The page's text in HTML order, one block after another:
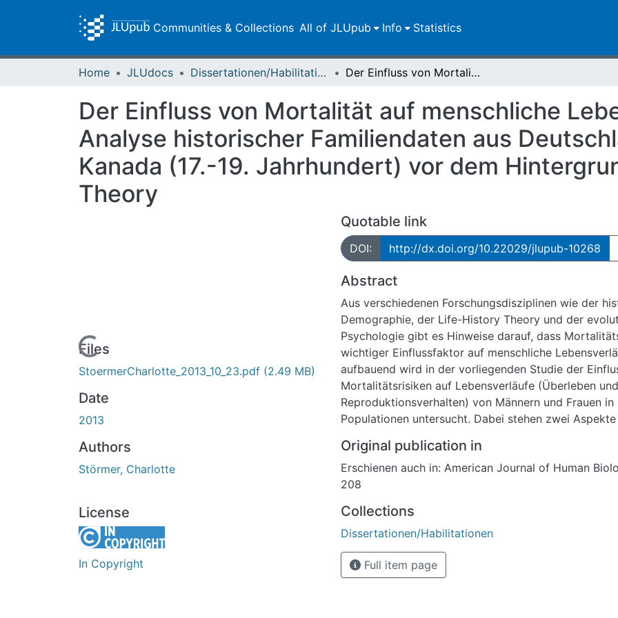
Communities & Collections All of JLUpub Info Statistics
Home JLUdocs Dissertationen/Habilitationen Der Einfluss von Mortalität auf menschliche Lebensverläufe : Eine Analyse historischer Familiendaten aus Deutschland, Finnland und Kanada (17.-19. Jahrhundert) vor dem Hintergrund der Life History Theory
Der Einfluss von Mortalität auf menschliche
Analyse historischer Familiendaten aus
Kanada (17.-19. Jahrhundert) vor dem
Theory
Loading...
Files
StoermerCharlotte_2013_10_23.pdf (2.49 MB)
Date
2013
Authors
Störmer, Charlotte
License
In Copyright
Quotable link
DOI: http://dx.doi.org/10.22029/jlupub-10268
Abstract
Aus verschiedenen Forschungsdisziplinen wie der
Demographie, der Life-History Theory und der
Psychologie gibt es Hinweise darauf, dass
wichtiger Einflussfaktor auf menschliche
aufbauend wird in der vorliegenden Studie der
Mortalitätsrisiken auf Lebensverläufe (Überleben und
Reproduktionsverhalten) von Männern und Frauen
Populationen untersucht. Dabei stehen zwei
Todeskonfrontation in der Natalfamilie. In der ersten
anhand von Familienrekonstitutionen der
Küstenregion Krummhörn untersucht, wie sich das
Mortalitätserfahrung unterscheidet.
definiert als die prä- und postnatale Konfrontation
Pathogenbelastung in der Umwelt (Pockenepidemie).
zeigen einen deutlichen Geschlechtsunterschied
Original publication in
Erschienen auch in: American Journal of Human
208
Collections
Dissertationen/Habilitationen
Full item page